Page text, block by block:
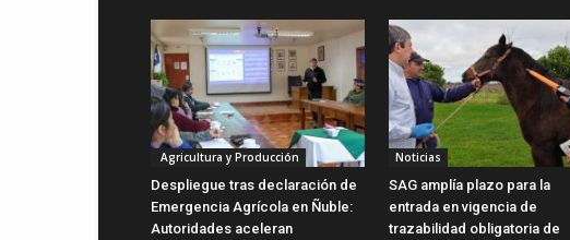
Agricultura y Producción
Despliegue tras declaración de
Emergencia Agrícola en Ñuble:
Autoridades aceleran
Noticias
SAG amplía plazo para la
entrada en vigencia de
trazabilidad obligatoria de